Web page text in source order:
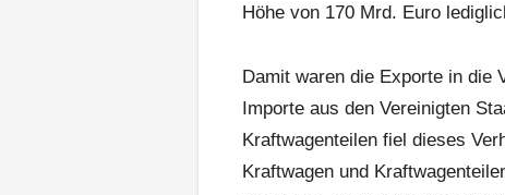
Höhe von 170 Mrd. Euro
Damit waren die Exporte in die
Importe aus den Vereinigten
Kraftwagenteilen fiel dieses
Kraftwagen und